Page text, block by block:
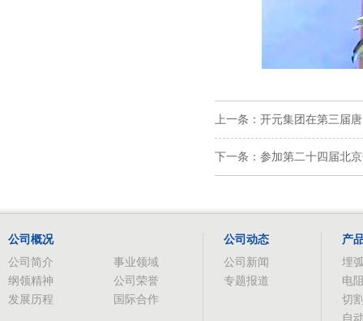
上一条：开元集团在第三届
下一条：参加第二十四届北
公司概况
公司简介
事业领域
纲领精神
公司荣誉
发展历程
国际合作
公司动态
公司新闻
专题报道
产
埋
电
切
自